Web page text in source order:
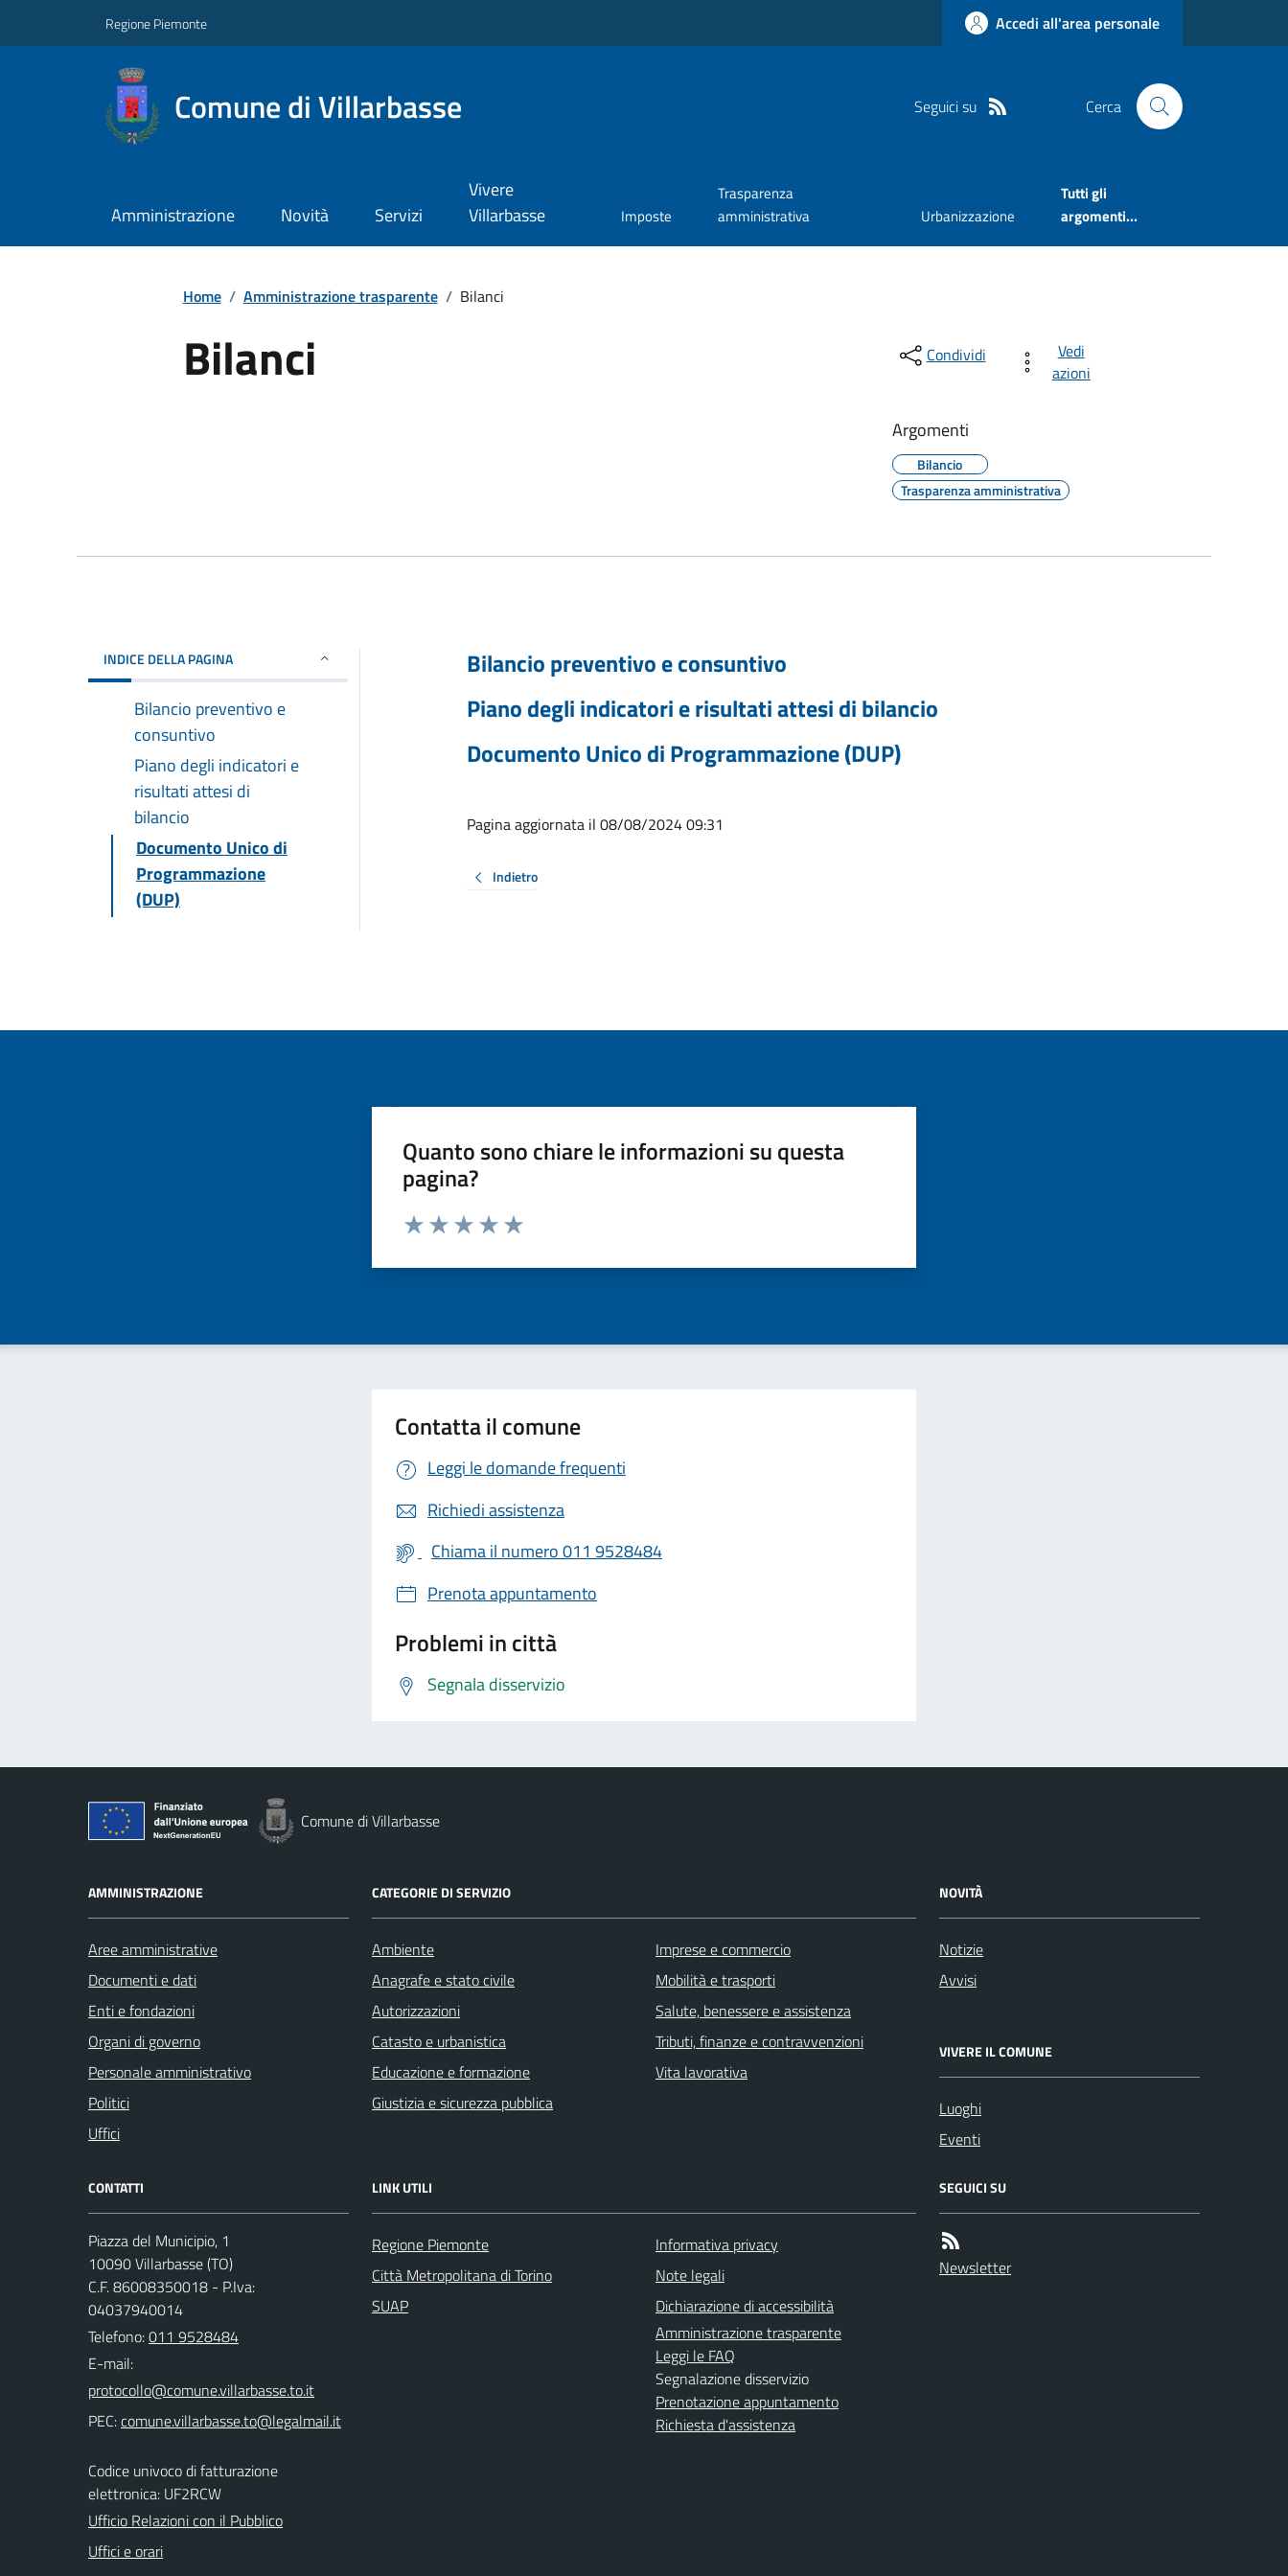
Regione Piemonte Accedi all'area personale
Comune di Villarbasse Seguici su Cerca
Amministrazione Novità Servizi
Vivere
Villarbasse
Imposte
Trasparenza
amministrativa
Urbanizzazione
Tutti gli
argomenti...
Home / Amministrazione trasparente / Bilanci
Bilanci Condividi
Vedi
azioni
Argomenti
Bilancio
Trasparenza amministrativa
INDICE DELLA PAGINA
Bilancio preventivo e
consuntivo
Piano degli indicatori e
risultati attesi di
bilancio
Documento Unico di
Programmazione
(DUP)
Bilancio preventivo e consuntivo
Piano degli indicatori e risultati attesi di bilancio
Documento Unico di Programmazione (DUP)
Pagina aggiornata il 08/08/2024 09:31
Indietro
Quanto sono chiare le informazioni su questa
pagina?
Valuta da 1 a 5 stelle la pagina
Contatta il comune
Leggi le domande frequenti
Richiedi assistenza
Chiama il numero 011 9528484
Prenota appuntamento
Problemi in città
Segnala disservizio
Comune di Villarbasse
AMMINISTRAZIONE
Aree amministrative
Documenti e dati
Enti e fondazioni
Organi di governo
Personale amministrativo
Politici
Uffici
CATEGORIE DI SERVIZIO
Ambiente
Anagrafe e stato civile
Autorizzazioni
Catasto e urbanistica
Educazione e formazione
Giustizia e sicurezza pubblica
Imprese e commercio
Mobilità e trasporti
Salute, benessere e assistenza
Tributi, finanze e contravvenzioni
Vita lavorativa
NOVITÀ
Notizie
Avvisi
VIVERE IL COMUNE
Luoghi
Eventi
CONTATTI
Piazza del Municipio, 1
10090 Villarbasse (TO)
C.F. 86008350018 - P.Iva:
04037940014
Telefono:011 9528484
E-mail:
PEC:
Codice univoco di fatturazione
elettronica: UF2RCW
Ufficio Relazioni con il Pubblico
Uffici e orari
LINK UTILI
Regione Piemonte
Città Metropolitana di Torino
SUAP
Informativa privacy
Note legali
Dichiarazione di accessibilità
Amministrazione trasparente
Leggi le FAQ
Segnalazione disservizio
Prenotazione appuntamento
Richiesta d'assistenza
SEGUICI SU
Newsletter